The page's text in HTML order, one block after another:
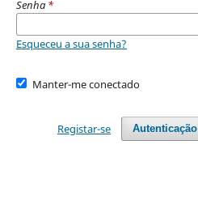
Senha *
Esqueceu a sua senha?
Manter-me conectado
Autenticação
Registar-se